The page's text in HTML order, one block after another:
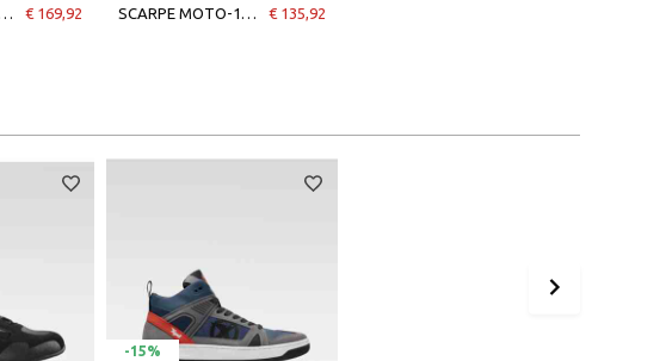
€ 169,92
€ 135,92
-15%